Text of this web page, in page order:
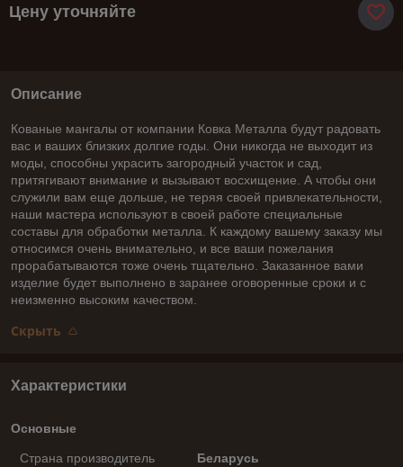
Цену уточняйте
Описание
Кованые мангалы от компании Ковка Металла будут радовать
вас и ваших близких долгие годы. Они никогда не выходит из
моды, способны украсить загородный участок и сад,
притягивают внимание и вызывают восхищение. А чтобы они
служили вам еще дольше, не теряя своей привлекательности,
наши мастера используют в своей работе специальные
составы для обработки металла. К каждому вашему заказу мы
относимся очень внимательно, и все ваши пожелания
прорабатываются тоже очень тщательно. Заказанное вами
изделие будет выполнено в заранее оговоренные сроки и с
неизменно высоким качеством.
Скрыть
Характеристики
Основные
Страна производитель
Беларусь